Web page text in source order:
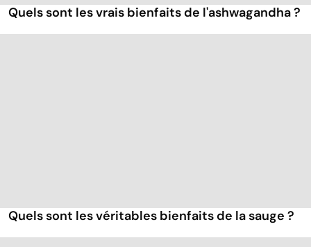
Quels sont les vrais bienfaits de l'ashwagandha ?
Quels sont les véritables bienfaits de la sauge ?